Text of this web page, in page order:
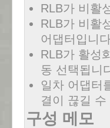
RLB가 비활
RLB가 비활
어댑터입니
RLB가 활성
동 선택됩니
일차 어댑터
결이 끊길 수
구성 메모